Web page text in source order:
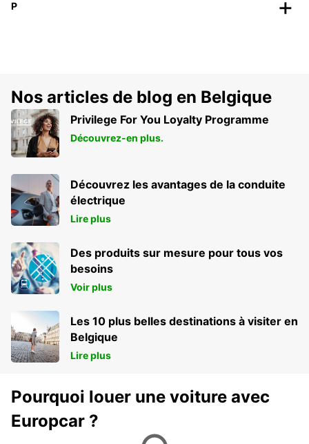
P
Nos articles de blog en Belgique
Privilege For You Loyalty Programme
Découvrez-en plus.
Découvrez les avantages de la conduite
électrique
Lire plus
Des produits sur mesure pour tous vos
besoins
Voir plus
Les 10 plus belles destinations à visiter en
Belgique
Lire plus
Pourquoi louer une voiture avec
Europcar ?